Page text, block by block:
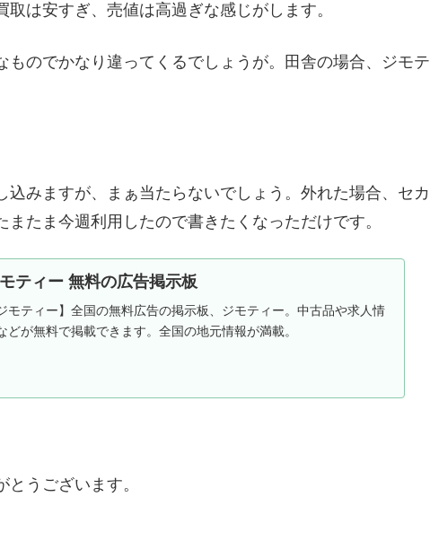
は安すぎ、売値は高過ぎな感じがします。
ものでかなり違ってくるでしょうが。田舎の場合、ジモテ
込みますが、まぁ当たらないでしょう。外れた場合、セカ
たま今週利用したので書きたくなっただけです。
ティー 無料の広告掲示板
ジモティー】全国の無料広告の掲示板、ジモティー。中古品や求人情
どが無料で掲載できます。全国の地元情報が満載。
うございます。